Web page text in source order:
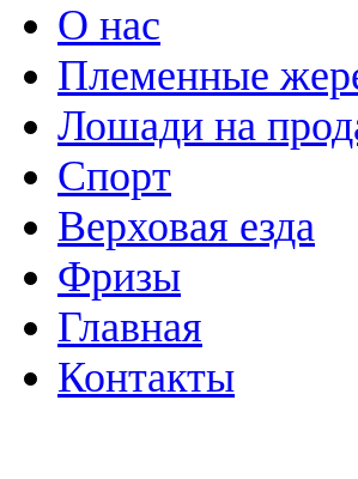
О нас
Племенные
Лошади на
Спорт
Верховая езда
Фризы
Главная
Контакты